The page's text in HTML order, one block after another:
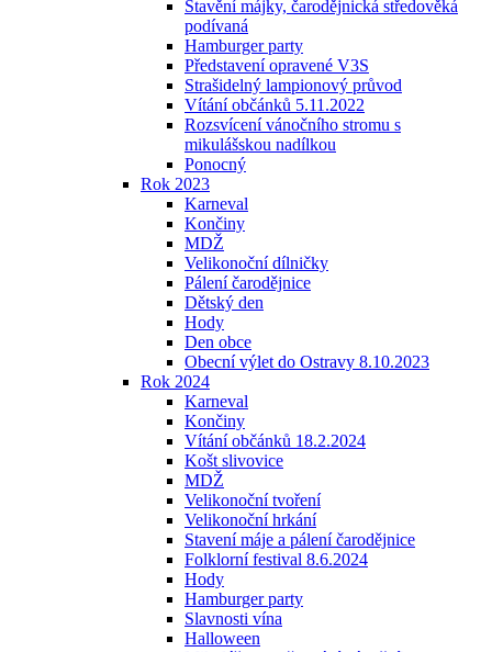
Stavění májky, čarodějnická středověká
podívaná
Hamburger party
Představení opravené V3S
Strašidelný lampionový průvod
Vítání občánků 5.11.2022
Rozsvícení vánočního stromu s
mikulášskou nadílkou
Ponocný
Rok 2023
Karneval
Končiny
MDŽ
Velikonoční dílničky
Pálení čarodějnice
Dětský den
Hody
Den obce
Obecní výlet do Ostravy 8.10.2023
Rok 2024
Karneval
Končiny
Vítání občánků 18.2.2024
Košt slivovice
MDŽ
Velikonoční tvoření
Velikonoční hrkání
Stavení máje a pálení čarodějnice
Folklorní festival 8.6.2024
Hody
Hamburger party
Slavnosti vína
Halloween